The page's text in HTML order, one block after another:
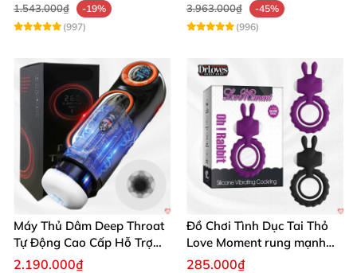
1.543.000₫
-19%
(997)
3.963.000₫
-45%
(996)
Máy Thủ Dâm Deep Throat
Tự Động Cao Cấp Hỗ Trợ
Gắn Tường
2.190.000₫
Đồ Chơi Tình Dục Tai Thỏ
Love Moment rung mạnh
mẽ êm ái
285.000₫